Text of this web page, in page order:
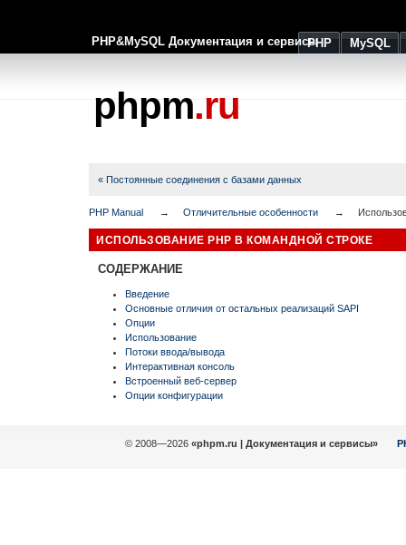
PHP&MySQL Документация и сервисыPHP MySQL
phpm.ru
« Постоянные соединения с базами данных
PHP Manual Отличительные особенности
ИСПОЛЬЗОВАНИЕ PHP В КОМАНДНОЙ СТРОКЕ
СОДЕРЖАНИЕ
Введение
Основные отличия от остальных реализаций SAPI
Опции
Использование
Потоки ввода/вывода
Интерактивная консоль
Встроенный веб-сервер
Опции конфигурации
© 2008—2026 «phpm.ru | Документация и сервисы»